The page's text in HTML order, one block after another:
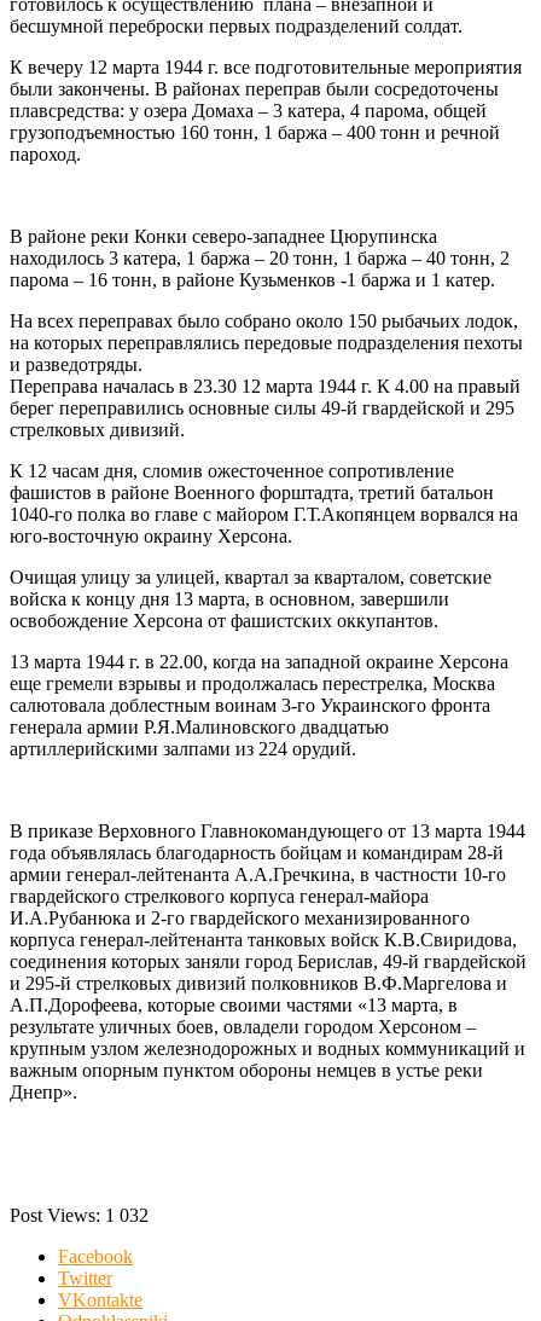
готовилось к осуществлению плана – внезапной и
бесшумной переброски первых подразделений солдат.
К вечеру 12 марта 1944 г. все подготовительные мероприятия
были закончены. В районах переправ были сосредоточены
плавсредства: у озера Домаха – 3 катера, 4 парома, общей
грузоподъемностью 160 тонн, 1 баржа – 400 тонн и речной
пароход.
В районе реки Конки северо-западнее Цюрупинска
находилось 3 катера, 1 баржа – 20 тонн, 1 баржа – 40 тонн, 2
парома – 16 тонн, в районе Кузьменков -1 баржа и 1 катер.
На всех переправах было собрано около 150 рыбачьих лодок,
на которых переправлялись передовые подразделения пехоты
и разведотряды.
Переправа началась в 23.30 12 марта 1944 г. К 4.00 на правый
берег переправились основные силы 49-й гвардейской и 295
стрелковых дивизий.
К 12 часам дня, сломив ожесточенное сопротивление
фашистов в районе Военного форштадта, третий батальон
1040-го полка во главе с майором Г.Т.Акопянцем ворвался на
юго-восточную окраину Херсона.
Очищая улицу за улицей, квартал за кварталом, советские
войска к концу дня 13 марта, в основном, завершили
освобождение Херсона от фашистских оккупантов.
13 марта 1944 г. в 22.00, когда на западной окраине Херсона
еще гремели взрывы и продолжалась перестрелка, Москва
салютовала доблестным воинам 3-го Украинского фронта
генерала армии Р.Я.Малиновского двадцатью
артиллерийскими залпами из 224 орудий.
В приказе Верховного Главнокомандующего от 13 марта 1944
года объявлялась благодарность бойцам и командирам 28-й
армии генерал-лейтенанта А.А.Гречкина, в частности 10-го
гвардейского стрелкового корпуса генерал-майора
И.А.Рубанюка и 2-го гвардейского механизированного
корпуса генерал-лейтенанта танковых войск К.В.Свиридова,
соединения которых заняли город Берислав, 49-й гвардейской
и 295-й стрелковых дивизий полковников В.Ф.Маргелова и
А.П.Дорофеева, которые своими частями «13 марта, в
результате уличных боев, овладели городом Херсоном –
крупным узлом железнодорожных и водных коммуникаций и
важным опорным пунктом обороны немцев в устье реки
Днепр».
Post Views: 1 032
Facebook
Twitter
VKontakte